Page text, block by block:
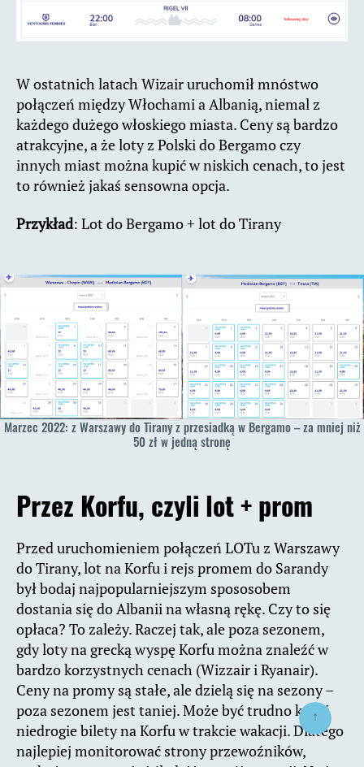
W ostatnich latach Wizair uruchomił mnóstwo
połączeń między Włochami a Albanią, niemal z
każdego dużego włoskiego miasta. Ceny są bardzo
atrakcyjne, a że loty z Polski do Bergamo czy
innych miast można kupić w niskich cenach, to jest
to również jakaś sensowna opcja.
Przykład: Lot do Bergamo + lot do Tirany
Marzec 2022: z Warszawy do Tirany z przesiadką w Bergamo – za mniej niż
50 zł w jedną stronę
Przez Korfu, czyli lot + prom
Przed uruchomieniem połączeń LOTu z Warszawy
do Tirany, lot na Korfu i rejs promem do Sarandy
był bodaj najpopularniejszym spososobem
dostania się do Albanii na własną rękę. Czy to się
opłaca? To zależy. Raczej tak, ale poza sezonem,
gdy loty na grecką wyspę Korfu można znaleźć w
bardzo korzystnych cenach (Wizzair i Ryanair).
Ceny na promy są stałe, ale dzielą się na sezony –
poza sezonem jest taniej. Może być trudno kupić
niedrogie bilety na Korfu w trakcie wakacji. Dlatego
najlepiej monitorować strony przewoźników,
↑